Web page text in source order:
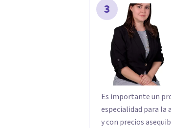
3
Es importante un
especialidad para la
y con precios